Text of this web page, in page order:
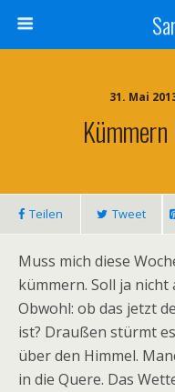
31. Mai
Teilen Tweet
Muss mich diese
kümmern. Soll ja nicht
Obwohl: ob das jetzt
ist? Draußen stürmt
über den Himmel.
in die Quere. Das